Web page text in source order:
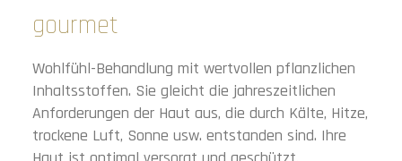
gourmet
Wohlfühl-Behandlung mit wertvollen pflanzlichen
Inhaltsstoffen. Sie gleicht die jahreszeitlichen
Anforderungen der Haut aus, die durch Kälte, Hitze,
trockene Luft, Sonne usw. entstanden sind. Ihre